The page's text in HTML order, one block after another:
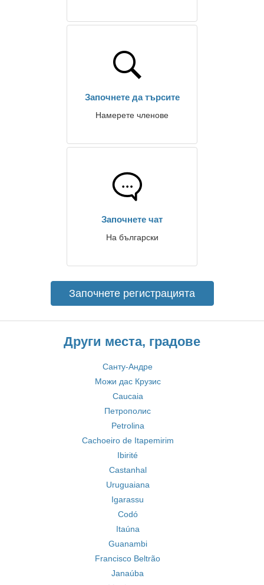
Започнете да търсите
Намерете членове
Започнете чат
На български
Започнете регистрацията
Други места, градове
Санту-Андре
Можи дас Крузис
Caucaia
Петрополис
Petrolina
Cachoeiro de Itapemirim
Ibirité
Castanhal
Uruguaiana
Igarassu
Codó
Itaúna
Guanambi
Francisco Beltrão
Janaúba